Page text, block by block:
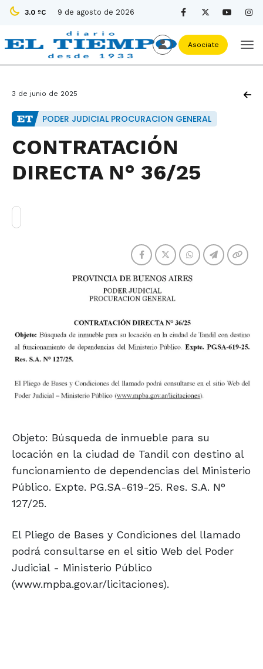
3.0 ºC 9 de agosto de 2026
Asociate
3 de junio de 2025
PODER JUDICIAL PROCURACION GENERAL
CONTRATACIÓN
DIRECTA N° 36/25
Objeto: Búsqueda de inmueble para su
locación en la ciudad de Tandil con destino al
funcionamiento de dependencias del Ministerio
Público. Expte. PG.SA-619-25. Res. S.A. N°
127/25.
El Pliego de Bases y Condiciones del llamado
podrá consultarse en el sitio Web del Poder
Judicial - Ministerio Público
(www.mpba.gov.ar/licitaciones).